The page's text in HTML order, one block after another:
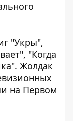
"Укры",
"Когда
Жолдак
на Первом